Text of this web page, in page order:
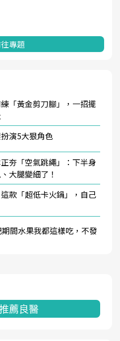
專題
「黃金剪刀腳」，一招擺
演5大狠角色
夯「空氣跳繩」：下半身
大腿變細了！
款「超低卡火鍋」，自己
間水果我都這樣吃，不發
薦良醫